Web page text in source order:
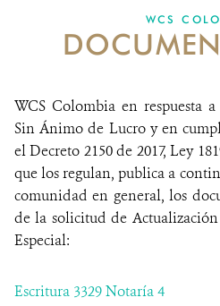
ALIADOS Y
COBERTURA EN MEDIOS
MECANISMO DE ATENCIÓN
WCS
WCS Colombia en respuesta
Sin Ánimo de Lucro y en
el Decreto 2150 de 2017, Ley
que los regulan, publica a
comunidad en general, los
de la solicitud de
Especial:
Escritura 3329 Notaría 4